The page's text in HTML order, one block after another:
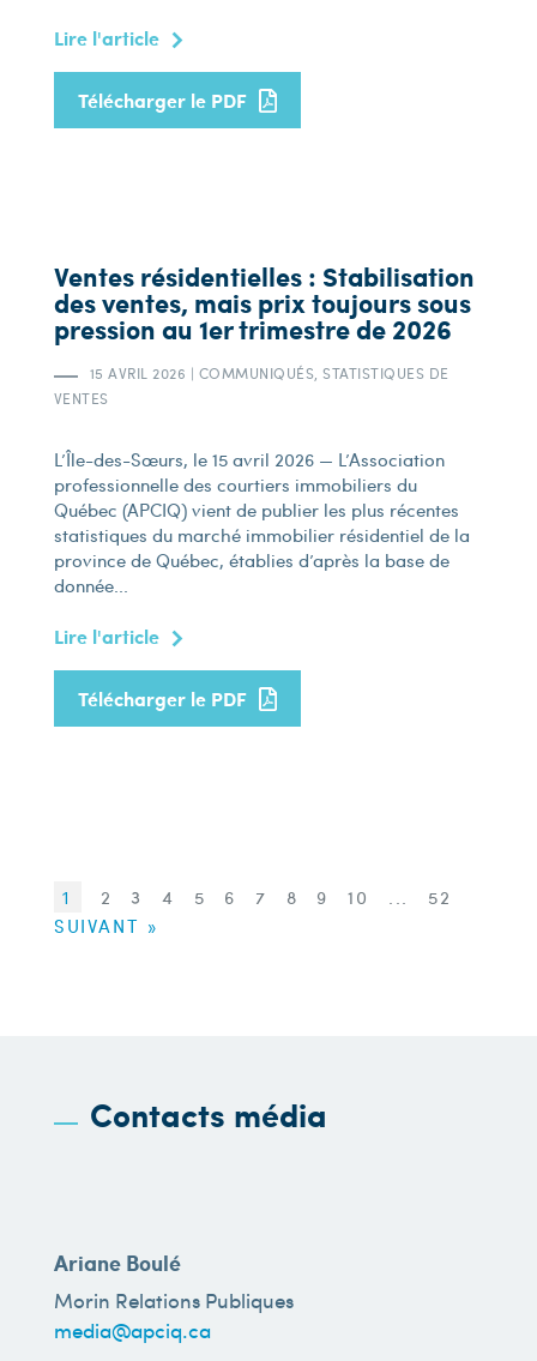
Lire l'article
Télécharger le PDF
Ventes résidentielles : Stabilisation
des ventes, mais prix toujours sous
pression au 1er trimestre de 2026
15 AVRIL 2026 | COMMUNIQUÉS, STATISTIQUES DE
VENTES
L’Île-des-Sœurs, le 15 avril 2026 — L’Association
professionnelle des courtiers immobiliers du
Québec (APCIQ) vient de publier les plus récentes
statistiques du marché immobilier résidentiel de la
province de Québec, établies d’après la base de
donnée...
Lire l'article
Télécharger le PDF
1 2 3 4 5 6 7 8 9 10 ...
52
SUIVANT »
Contacts média
Ariane Boulé
Morin Relations Publiques
media@apciq.ca